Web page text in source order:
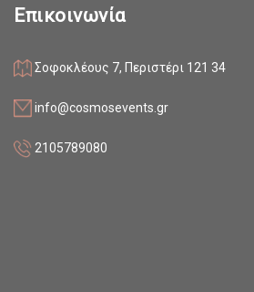
Επικοινωνία
Σοφοκλέους 7, Περιστέρι 121 34
info@cosmosevents.gr
2105789080